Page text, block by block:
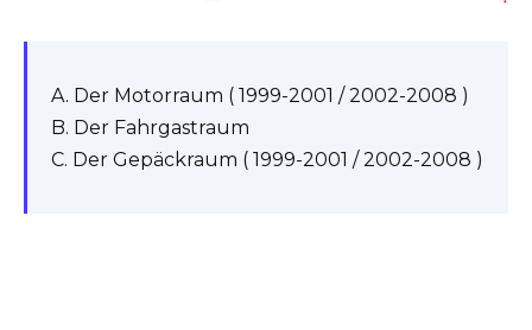
A. Der Motorraum ( 1999-2001 /2002-2008 )
B. Der Fahrgastraum
C. Der Gepäckraum ( 1999-2001 /2002-2008 )